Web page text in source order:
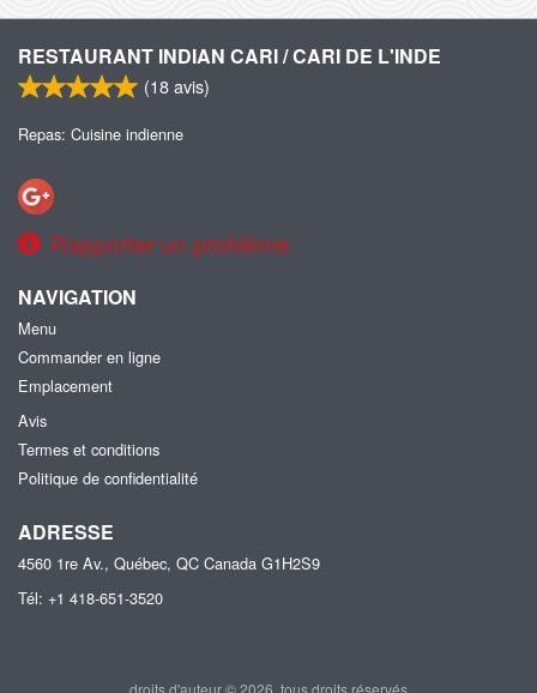
RESTAURANT INDIAN CARI / CARI DE L'INDE
(18avis)
Repas: Cuisine indienne
Rapporter un problème
NAVIGATION
Menu
Commander en ligne
Emplacement
Avis
Termes et conditions
Politique de confidentialité
ADRESSE
4560 1re Av., Québec, QC Canada G1H2S9
Tél: +1 418-651-3520
droits d'auteur © 2026, tous droits réservés